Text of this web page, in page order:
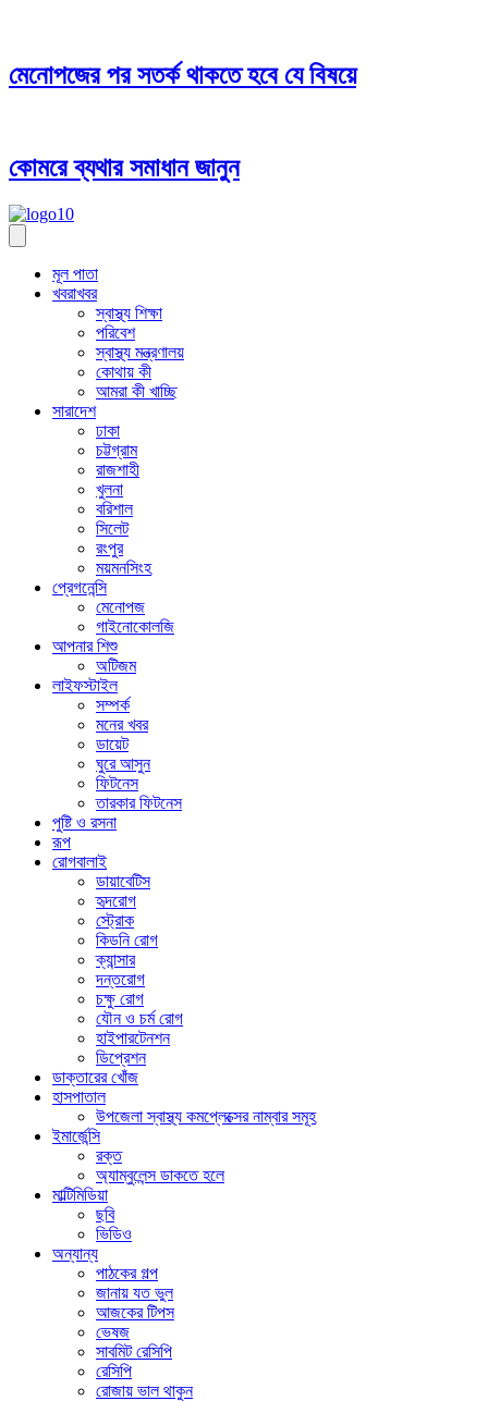
মেনোপজের পর সতর্ক থাকতে হবে যে বিষয়ে
কোমরে ব্যথার সমাধান জানুন
মূল পাতা
খবরাখবর
স্বাস্থ্য শিক্ষা
পরিবেশ
স্বাস্থ্য মন্ত্রণালয়
কোথায় কী
আমরা কী খাচ্ছি
সারাদেশ
ঢাকা
চট্টগ্রাম
রাজশাহী
খুলনা
বরিশাল
সিলেট
রংপুর
ময়মনসিংহ
প্রেগনেন্সি
মেনোপজ
গাইনোকোলজি
আপনার শিশু
অটিজম
লাইফস্টাইল
সম্পর্ক
মনের খবর
ডায়েট
ঘুরে আসুন
ফিটনেস
তারকার ফিটনেস
পুষ্টি ও রসনা
রূপ
রোগবালাই
ডায়াবেটিস
হৃদরোগ
স্ট্রোক
কিডনি রোগ
ক্যান্সার
দন্তরোগ
চক্ষু রোগ
যৌন ও চর্ম রোগ
হাইপারটেনশন
ডিপ্রেশন
ডাক্তারের খোঁজ
হাসপাতাল
উপজেলা স্বাস্থ্য কমপ্লেক্সের নাম্বার সমূহ
ইমার্জেন্সি
রক্ত
অ্যাম্বুলেন্স ডাকতে হলে
মাল্টিমিডিয়া
ছবি
ভিডিও
অন্যান্য
পাঠকের গল্প
জানায় যত ভুল
আজকের টিপস
ভেষজ
সাবমিট রেসিপি
রেসিপি
রোজায় ভাল থাকুন